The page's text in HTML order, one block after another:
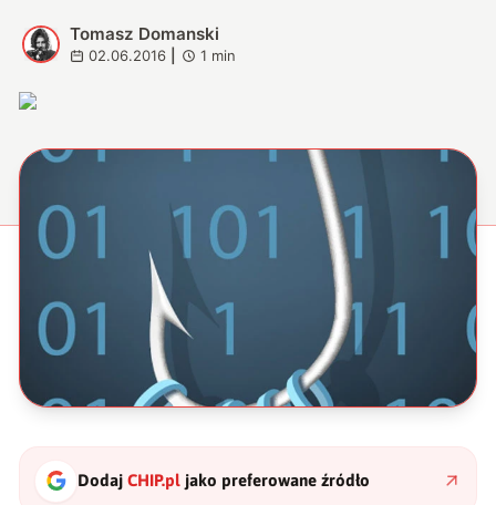
T
Tomasz Domanski
02.06.2016 1 min
DodajCHIP.pl jako preferowane źródło